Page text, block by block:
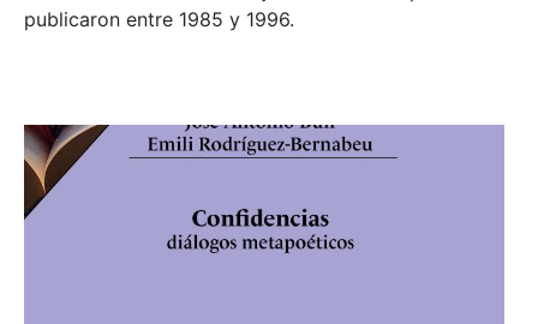
publicaron entre 1985 y 1996.